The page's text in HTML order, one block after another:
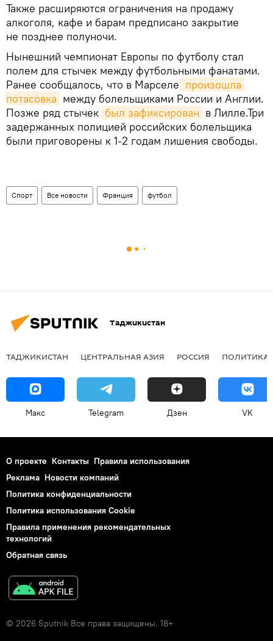
Также расширяются ограничения на продажу
алкоголя, кафе и барам предписано закрытие
не позднее полуночи.
Нынешний чемпионат Европы по футболу стал
полем для стычек между футбольными фанатами.
Ранее сообщалось, что в Марселе произошла
потасовка между болельщиками России и Англии.
Позже ряд стычек был зафиксирован в Лилле.Три
задержанных полицией российских болельщика
были приговорены к 1-2 годам лишения свободы.
Спорт Все новости Франция футбол
Таджикистан
ТАДЖИКИСТАН ЦЕНТРАЛЬНАЯ АЗИЯ РОССИЯ ПОЛИТИКА
Макс Telegram Дзен VK
О проекте Контакты Правила использования
Реклама Новости компаний
Политика конфиденциальности
Политика использования Cookie
Правила применения рекомендательных
технологий
Обратная связь
© 2026 Sputnik Все права защищены. 18+